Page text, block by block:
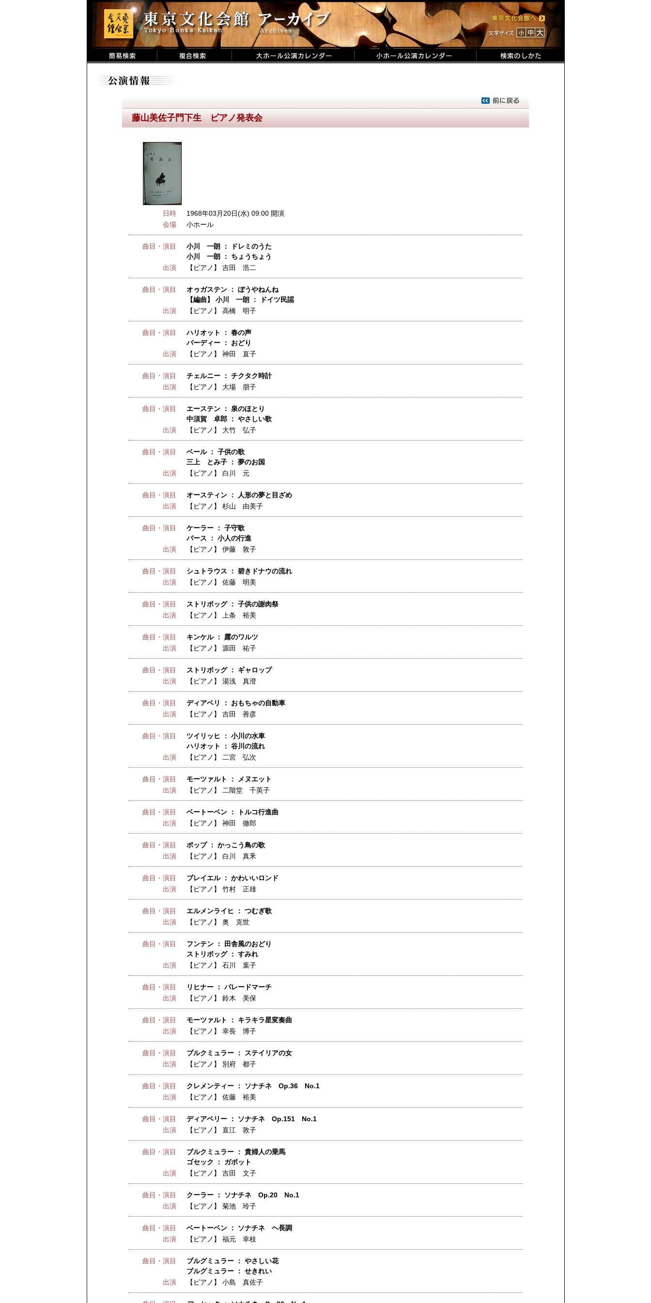
藤山美佐子門下生 ピアノ発表会
日時
1968年03月20日(水) 09:00 開演
会場
小ホール
曲目・演目
小川 一朗 ： ドレミのうた
小川 一朗 ： ちょうちょう
出演
【ピアノ】 吉田 浩二
曲目・演目
オゥガステン ： ぼうやねんね
【編曲】 小川 一朗 ： ドイツ民謡
出演
【ピアノ】 高橋 明子
曲目・演目
ハリオット ： 春の声
バーディー ： おどり
出演
【ピアノ】 神田 直子
曲目・演目
チェルニー ： チクタク時計
出演
【ピアノ】 大場 朋子
曲目・演目
エーステン ： 泉のほとり
中須賀 卓郎 ： やさしい歌
出演
【ピアノ】 大竹 弘子
曲目・演目
ベール ： 子供の歌
三上 とみ子 ： 夢のお国
出演
【ピアノ】 白川 元
曲目・演目
オースティン ： 人形の夢と目ざめ
出演
【ピアノ】 杉山 由美子
曲目・演目
ケーラー ： 子守歌
バース ： 小人の行進
出演
【ピアノ】 伊藤 敦子
曲目・演目
シュトラウス ： 碧きドナウの流れ
出演
【ピアノ】 佐藤 明美
曲目・演目
ストリボッグ ： 子供の謝肉祭
出演
【ピアノ】 上条 裕美
曲目・演目
キンケル ： 露のワルツ
出演
【ピアノ】 源田 祐子
曲目・演目
ストリボッグ ： ギャロップ
出演
【ピアノ】 湯浅 真澄
曲目・演目
ディアベリ ： おもちゃの自動車
出演
【ピアノ】 吉田 善彦
曲目・演目
ツイリッヒ ： 小川の水車
ハリオット ： 谷川の流れ
出演
【ピアノ】 二宮 弘次
曲目・演目
モーツァルト ： メヌエット
出演
【ピアノ】 二階堂 千英子
曲目・演目
ベートーベン ： トルコ行進曲
出演
【ピアノ】 神田 徹郎
曲目・演目
ポップ ： かっこう鳥の歌
出演
【ピアノ】 白川 真釆
曲目・演目
ブレイエル ： かわいいロンド
出演
【ピアノ】 竹村 正雄
曲目・演目
エルメンライヒ ： つむぎ歌
出演
【ピアノ】 奥 克世
曲目・演目
フンテン ： 田舎風のおどり
ストリボッグ ： すみれ
出演
【ピアノ】 石川 葉子
曲目・演目
リヒナー ： パレードマーチ
出演
【ピアノ】 鈴木 美保
曲目・演目
モーツァルト ： キラキラ星変奏曲
出演
【ピアノ】 幸長 博子
曲目・演目
ブルクミュラー ： ステイリアの女
出演
【ピアノ】 別府 都子
曲目・演目
クレメンティー ： ソナチネ Op.36 No.1
出演
【ピアノ】 佐藤 裕美
曲目・演目
ディアベリー ： ソナチネ Op.151 No.1
出演
【ピアノ】 直江 敦子
曲目・演目
ブルクミュラー ： 貴婦人の乗馬
ゴセック ： ガボット
出演
【ピアノ】 吉田 文子
曲目・演目
クーラー ： ソナチネ Op.20 No.1
出演
【ピアノ】 菊池 玲子
曲目・演目
ベートーベン ： ソナチネ ヘ長調
出演
【ピアノ】 福元 幸枝
曲目・演目
ブルグミュラー ： やさしい花
ブルグミュラー ： せきれい
出演
【ピアノ】 小島 真佐子